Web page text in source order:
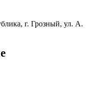
г. Грозный, ул. А.